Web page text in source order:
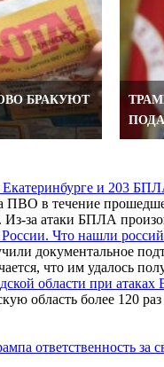
БРАКУЮТ
ПВО в течение
за атаки БПЛА
документальное
что им удалось
область более 120